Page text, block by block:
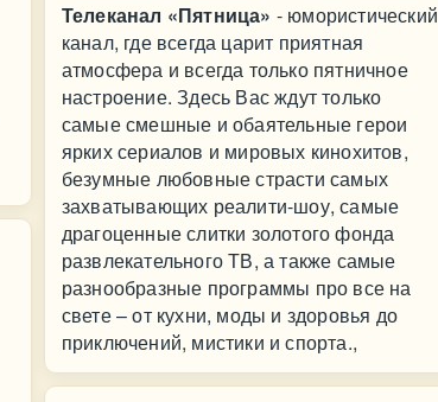
Телеканал «Пятница» - юмористический
канал, где всегда царит приятная
атмосфера и всегда только пятничное
настроение. Здесь Вас ждут только
самые смешные и обаятельные герои
ярких сериалов и мировых кинохитов,
безумные любовные страсти самых
захватывающих реалити-шоу, самые
драгоценные слитки золотого фонда
развлекательного ТВ, а также самые
разнообразные программы про все на
свете – от кухни, моды и здоровья до
приключений, мистики и спорта.,